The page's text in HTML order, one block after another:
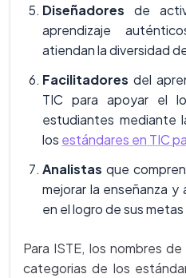
Diseñadores de
aprendizaje
atiendan la diversidad
Facilitadores del
TIC para apoyar el
estudiantes mediante
los estándares en TIC
Analistas que
mejorar la enseñanza
en el logro de sus
Para ISTE, los nombres
categorias de los